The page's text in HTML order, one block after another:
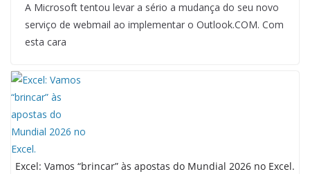
A Microsoft tentou levar a sério a mudança do seu novo
serviço de webmail ao implementar o Outlook.COM. Com
esta cara
Excel: Vamos “brincar” às apostas do Mundial 2026 no Excel.